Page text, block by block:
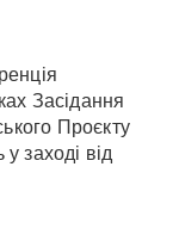
Засідання
Проєкту
заході від